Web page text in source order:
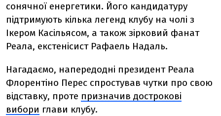
сонячної енергетики. Його кандидатуру
підтримують кілька легенд клубу на чолі з
Ікером Касільясом, а також зірковий фанат
Реала, екстенісист Рафаель Надаль.
Нагадаємо, напередодні президент Реала
Флорентіно Перес спростував чутки про свою
відставку, проте призначив дострокові
вибори глави клубу.